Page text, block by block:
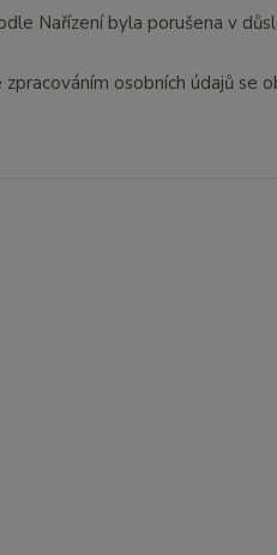
Nařízení byla porušena v
osobních údajů se